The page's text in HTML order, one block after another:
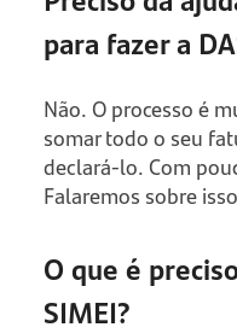
para fazer a
Não. O processo é
somar todo o seu
declará-lo. Com
Falaremos sobre
O que é
SIMEI?